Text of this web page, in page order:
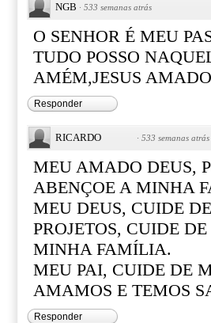
NGB · 533 semanas atrás
O SENHOR É MEU
TUDO POSSO
AMÉM,JESUS
Responder
RICARDO · 533 semanas atrás
MEU AMADO DEUS,
ABENÇOE A MINHA
MEU DEUS, CUIDE
PROJETOS, CUIDE
MINHA FAMÍLIA.
MEU PAI, CUIDE DE
AMAMOS E TEMOS
Responder